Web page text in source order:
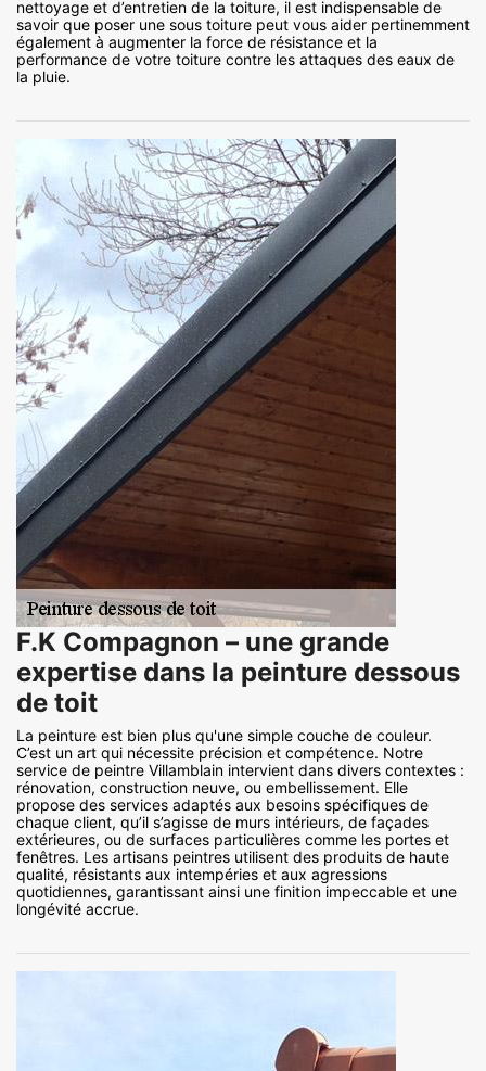
nettoyage et d’entretien de la toiture, il est indispensable de
savoir que poser une sous toiture peut vous aider pertinemment
également à augmenter la force de résistance et la
performance de votre toiture contre les attaques des eaux de
la pluie.
F.K Compagnon – une grande
expertise dans la peinture dessous
de toit
La peinture est bien plus qu'une simple couche de couleur.
C’est un art qui nécessite précision et compétence. Notre
service de peintre Villamblain intervient dans divers contextes :
rénovation, construction neuve, ou embellissement. Elle
propose des services adaptés aux besoins spécifiques de
chaque client, qu’il s’agisse de murs intérieurs, de façades
extérieures, ou de surfaces particulières comme les portes et
fenêtres. Les artisans peintres utilisent des produits de haute
qualité, résistants aux intempéries et aux agressions
quotidiennes, garantissant ainsi une finition impeccable et une
longévité accrue.